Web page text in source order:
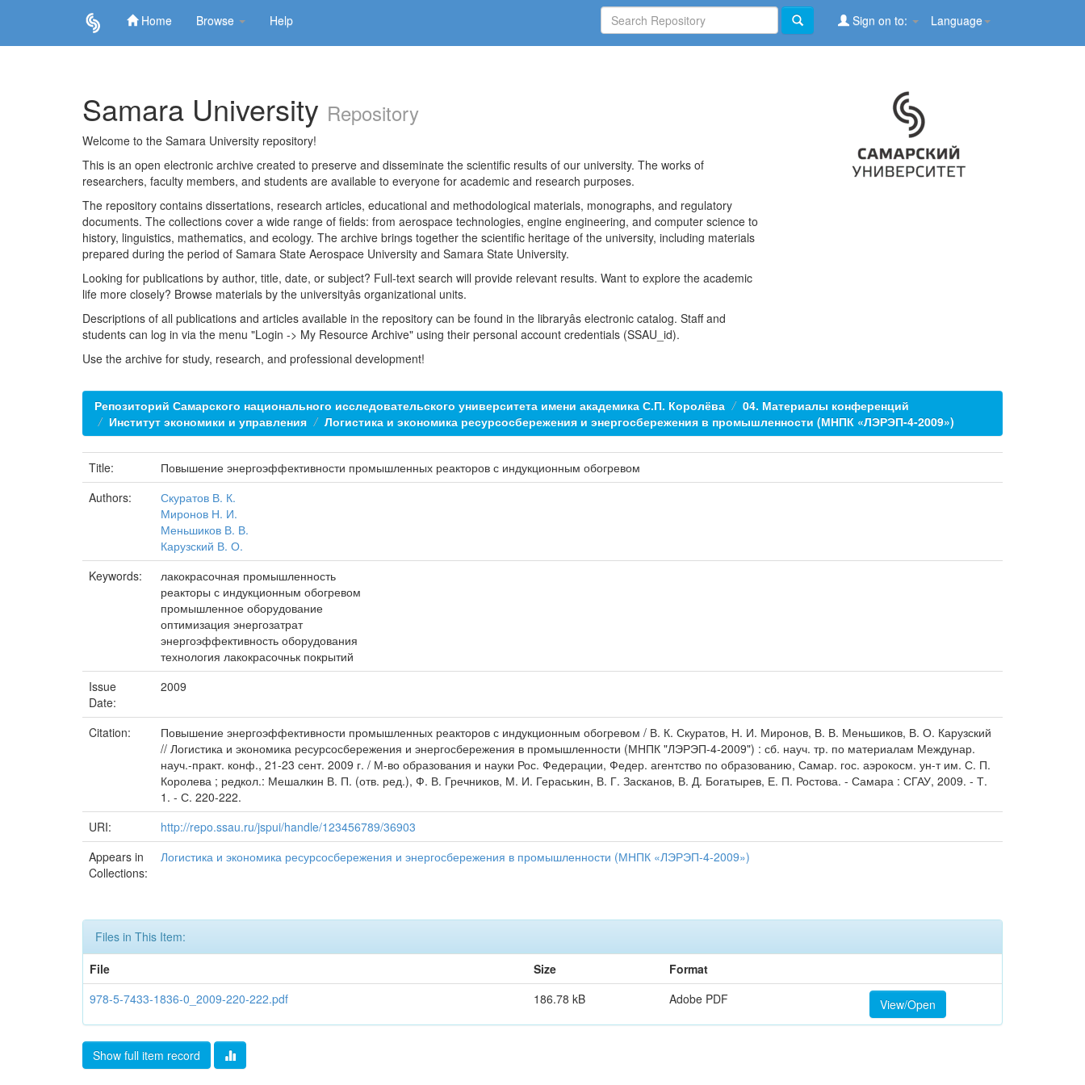
Home Browse Help Language
Sign on to:
Samara University Repository
Welcome to the Samara University repository!
This is an open electronic archive created to preserve and disseminate the scientific results of our university. The works of
researchers, faculty members, and students are available to everyone for academic and research purposes.
The repository contains dissertations, research articles, educational and methodological materials, monographs, and regulatory
documents. The collections cover a wide range of fields: from aerospace technologies, engine engineering, and computer science to
history, linguistics, mathematics, and ecology. The archive brings together the scientific heritage of the university, including materials
prepared during the period of Samara State Aerospace University and Samara State University.
Looking for publications by author, title, date, or subject? Full-text search will provide relevant results. Want to explore the academic
life more closely? Browse materials by the universityâs organizational units.
Descriptions of all publications and articles available in the repository can be found in the libraryâs electronic catalog. Staff and
students can log in via the menu "Login -> My Resource Archive" using their personal account credentials (SSAU_id).
Use the archive for study, research, and professional development!
Репозиторий Самарского национального исследовательского университета имени академика С.П. Королёва
04. Материалы конференций
Институт экономики и управления
Логистика и экономика ресурсосбережения и энергосбережения в промышленности (МНПК «ЛЭРЭП-4-2009»)
Title:
Повышение энергоэффективности промышленных реакторов с индукционным обогревом
Authors:
Скуратов В. К.
Миронов Н. И.
Меньшиков В. В.
Карузский В. О.
Keywords:
лакокрасочная промышленность
реакторы с индукционным обогревом
промышленное оборудование
оптимизация энергозатрат
энергоэффективность оборудования
технология лакокрасочньк покрытий
Issue
Date:
2009
Citation:
Повышение энергоэффективности промышленных реакторов с индукционным обогревом / В. К. Скуратов, Н. И. Миронов, В. В. Меньшиков, В. О. Карузский
// Логистика и экономика ресурсосбережения и энергосбережения в промышленности (МНПК "ЛЭРЭП-4-2009") : сб. науч. тр. по материалам Междунар.
науч.-практ. конф., 21-23 сент. 2009 г. / М-во образования и науки Рос. Федерации, Федер. агентство по образованию, Самар. гос. аэрокосм. ун-т им. С. П.
Королева ; редкол.: Мешалкин В. П. (отв. ред.), Ф. В. Гречников, М. И. Гераськин, В. Г. Засканов, В. Д. Богатырев, Е. П. Ростова. - Самара : СГАУ, 2009. - Т.
1. - С. 220-222.
URI:
http://repo.ssau.ru/jspui/handle/123456789/36903
Appears in
Collections:
Логистика и экономика ресурсосбережения и энергосбережения в промышленности (МНПК «ЛЭРЭП-4-2009»)
Files in This Item:
File
Size
Format
978-5-7433-1836-0_2009-220-222.pdf
186.78 kB Adobe PDF View/Open
Show full item record